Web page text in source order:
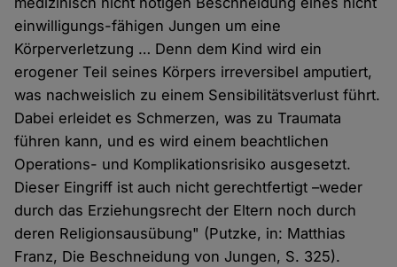
einwilligungs-fähigen Jungen um eine
Körperverletzung … Denn dem Kind wird ein
erogener Teil seines Körpers irreversibel amputiert,
was nachweislich zu einem Sensibilitätsverlust führt.
Dabei erleidet es Schmerzen, was zu Traumata
führen kann, und es wird einem beachtlichen
Operations- und Komplikationsrisiko ausgesetzt.
Dieser Eingriff ist auch nicht gerechtfertigt –weder
durch das Erziehungsrecht der Eltern noch durch
deren Religionsausübung" (Putzke, in: Matthias
Franz, Die Beschneidung von Jungen, S. 325).